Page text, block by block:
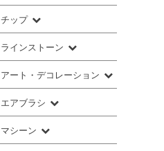
チップ
ラインストーン
アート・デコレーション
エアブラシ
マシーン